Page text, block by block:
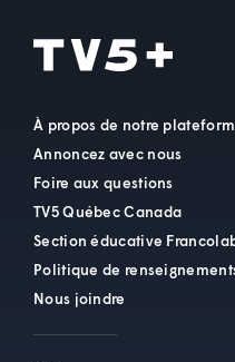
À propos de notre
Annoncez avec nous
Foire aux questions
TV5 Québec Canada
Section éducative
Politique de
Nous joindre